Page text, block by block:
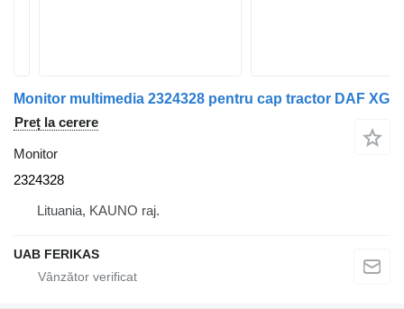
Monitor multimedia 2324328 pentru cap tractor DAF XG
Preț la cerere
Monitor
2324328
Lituania, KAUNO raj.
UAB FERIKAS